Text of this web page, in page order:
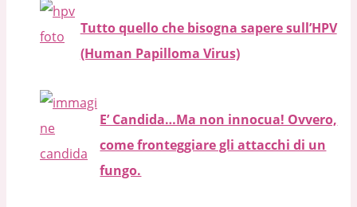
Tutto quello che bisogna sapere sull’HPV
(Human Papilloma Virus)
E’ Candida…Ma non innocua! Ovvero,
come fronteggiare gli attacchi di un
fungo.